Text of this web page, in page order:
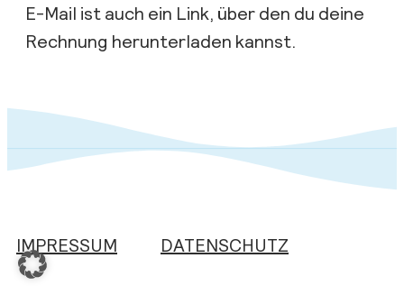
E-Mail ist auch ein Link, über den du deine
Rechnung herunterladen kannst.
IMPRESSUM DATENSCHUTZ